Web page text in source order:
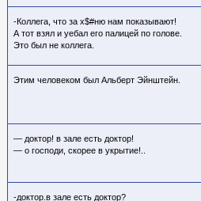
-Коллега, что за х$#ню нам показывают!
А тот взял и уебал его палицей по голове.
Это был не коллега.
Этим человеком был Альберт Эйнштейн.
— доктор! в зале есть доктор!
— о господи, скорее в укрытие!..
-доктор.в зале есть доктор?